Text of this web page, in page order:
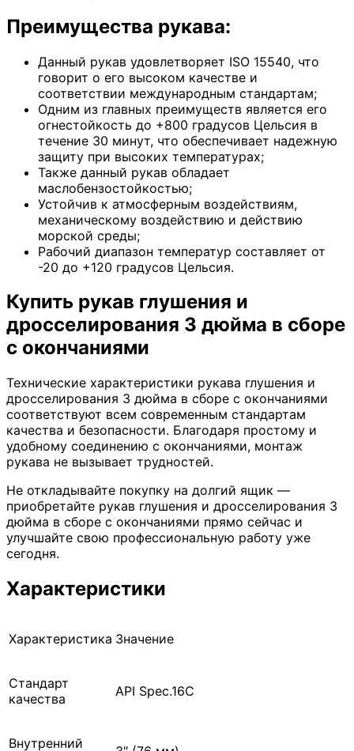
Преимущества рукава:
Данный рукав удовлетворяет ISO 15540, что
говорит о его высоком качестве и
соответствии международным стандартам;
Одним из главных преимуществ является его
огнестойкость до +800 градусов Цельсия в
течение 30 минут, что обеспечивает надежную
защиту при высоких температурах;
Также данный рукав обладает
маслобензостойкостью;
Устойчив к атмосферным воздействиям,
механическому воздействию и действию
морской среды;
Рабочий диапазон температур составляет от
-20 до +120 градусов Цельсия.
Купить рукав глушения и
дросселирования 3 дюйма в сборе
с окончаниями
Технические характеристики рукава глушения и
дросселирования 3 дюйма в сборе с окончаниями
соответствуют всем современным стандартам
качества и безопасности. Благодаря простому и
удобному соединению с окончаниями, монтаж
рукава не вызывает трудностей.
Не откладывайте покупку на долгий ящик —
приобретайте рукав глушения и дросселирования 3
дюйма в сборе с окончаниями прямо сейчас и
улучшайте свою профессиональную работу уже
сегодня.
Характеристики
Характеристика Значение
Стандарт
качества
API Spec.16С
Внутренний